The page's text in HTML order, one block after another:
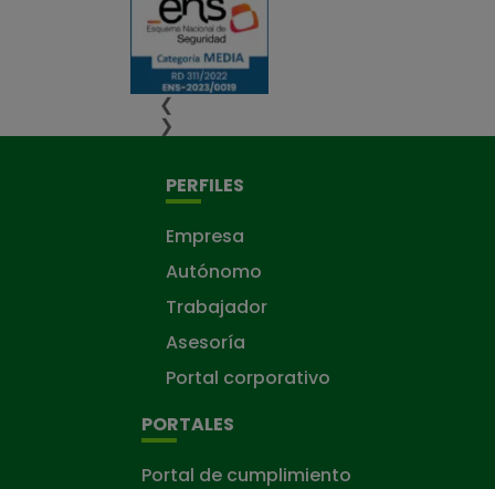
❮
❯
PERFILES
Empresa
Autónomo
Trabajador
Asesoría
Portal corporativo
PORTALES
Portal de cumplimiento